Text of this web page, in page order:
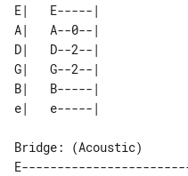
E|   E-----|
A|   A--0--|
D|   D--2--|
G|   G--2--|
B|   B-----|